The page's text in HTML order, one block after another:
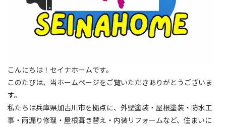
こんにちは！セイナホームです。
このたびは、当ホームページをご覧いただきありがとうございま
す。
私たちは兵庫県加古川市を拠点に、外壁塗装・屋根塗装・防水工
事・雨漏り修理・屋根葺き替え・内装リフォームなど、住まいに